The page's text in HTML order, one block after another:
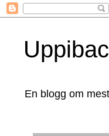
En blogg om